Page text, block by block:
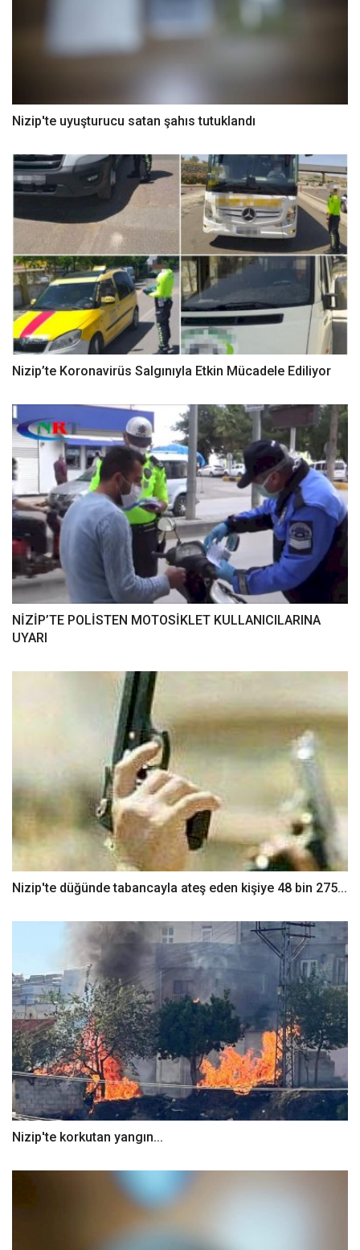
Nizip'te uyuşturucu satan şahıs tutuklandı
Nizip’te Koronavirüs Salgınıyla Etkin Mücadele Ediliyor
NİZİP’TE POLİSTEN MOTOSİKLET KULLANICILARINA
UYARI
Nizip'te düğünde tabancayla ateş eden kişiye 48 bin 275...
Nizip'te korkutan yangın...